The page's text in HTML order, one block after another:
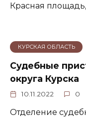
Красная
КУРСКАЯ ОБЛАСТЬ
Судебные
округа Курска
10.11.2022 0
Отделение